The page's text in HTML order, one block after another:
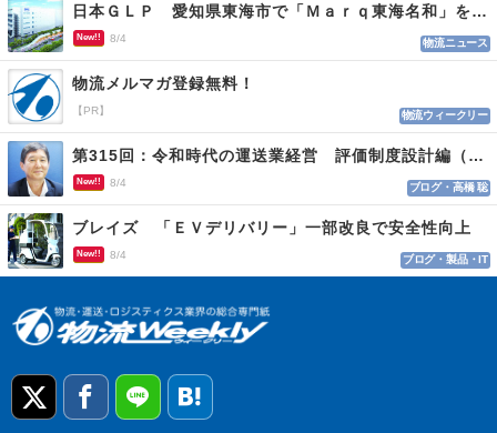
日本ＧＬＰ 愛知県東海市で「Ｍａｒｑ東海名和」を開発
New!! 8/4 物流ニュース
物流メルマガ登録無料！
【PR】 物流ウィークリー
第315回：令和時代の運送業経営 評価制度設計編（１１５）
New!! 8/4 ブログ・高橋 聡
ブレイズ 「ＥＶデリバリー」一部改良で安全性向上
New!! 8/4 ブログ・製品・IT